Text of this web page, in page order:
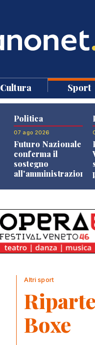
Cultura Sport
Politica
07 ago 2026
Futuro Nazionale
conferma il
sostegno
all'amministrazione
Altri sport
Boxe